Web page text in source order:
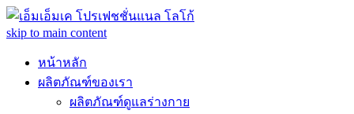
skip to main content
หน้าหลัก
ผลิตภัณฑ์ของเรา
ผลิตภัณฑ์ดูแลร่างกาย